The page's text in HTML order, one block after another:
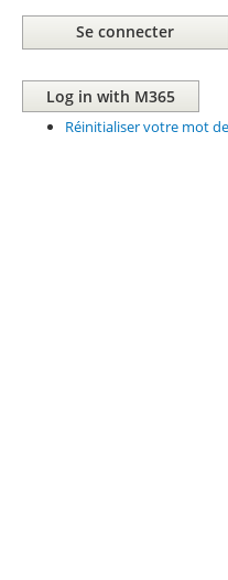
Réinitialiser votre mot